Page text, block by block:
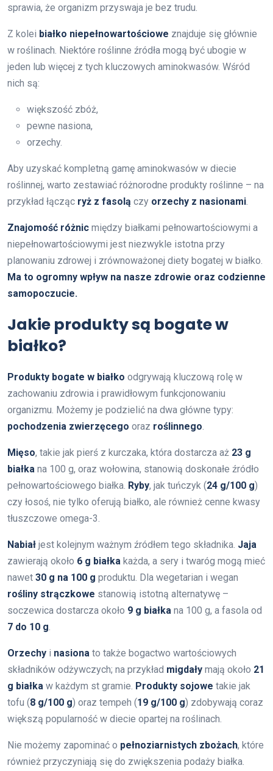
sprawia, że organizm przyswaja je bez trudu.
Z kolei białko niepełnowartościowe znajduje się głównie
w roślinach. Niektóre roślinne źródła mogą być ubogie w
jeden lub więcej z tych kluczowych aminokwasów. Wśród
nich są:
większość zbóż,
pewne nasiona,
orzechy.
Aby uzyskać kompletną gamę aminokwasów w diecie
roślinnej, warto zestawiać różnorodne produkty roślinne – na
przykład łącząc ryż z fasolą czy orzechy z nasionami.
Znajomość różnic między białkami pełnowartościowymi a
niepełnowartościowymi jest niezwykle istotna przy
planowaniu zdrowej i zrównoważonej diety bogatej w białko.
Ma to ogromny wpływ na nasze zdrowie oraz codzienne
samopoczucie.
Jakie produkty są bogate w
białko?
Produkty bogate w białko odgrywają kluczową rolę w
zachowaniu zdrowia i prawidłowym funkcjonowaniu
organizmu. Możemy je podzielić na dwa główne typy:
pochodzenia zwierzęcego oraz roślinnego.
Mięso, takie jak pierś z kurczaka, która dostarcza aż 23 g
białka na 100 g, oraz wołowina, stanowią doskonałe źródło
pełnowartościowego białka. Ryby, jak tuńczyk (24 g/100 g)
czy łosoś, nie tylko oferują białko, ale również cenne kwasy
tłuszczowe omega-3.
Nabiał jest kolejnym ważnym źródłem tego składnika. Jaja
zawierają około 6 g białka każda, a sery i twaróg mogą mieć
nawet 30 g na 100 g produktu. Dla wegetarian i wegan
rośliny strączkowe stanowią istotną alternatywę –
soczewica dostarcza około 9 g białka na 100 g, a fasola od
7 do 10 g.
Orzechy i nasiona to także bogactwo wartościowych
składników odżywczych; na przykład migdały mają około 21
g białka w każdym st gramie. Produkty sojowe takie jak
tofu (8 g/100 g) oraz tempeh (19 g/100 g) zdobywają coraz
większą popularność w diecie opartej na roślinach.
Nie możemy zapominać o pełnoziarnistych zbożach, które
również przyczyniają się do zwiększenia podaży białka.